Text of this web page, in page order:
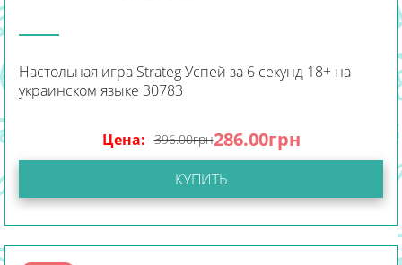
Настольная игра Strateg Успей за 6 секунд 18+ на
украинском языке 30783
Цена: 396.00грн286.00грн
КУПИТЬ